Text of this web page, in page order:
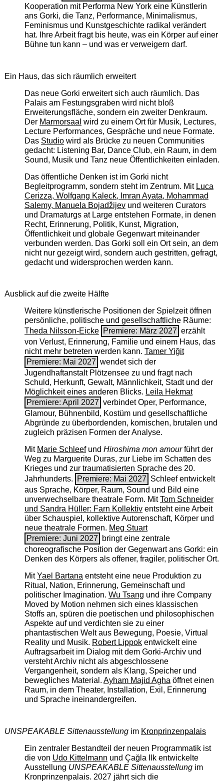
Kooperation mit Performa New York eine Künstlerin
ans Gorki, die Tanz, Performance, Minimalismus,
Feminismus und Kunstgeschichte radikal verändert
hat. Ihre Arbeit fragt bis heute, was ein Körper auf einer
Bühne tun kann – und was er verweigern darf.
Ein Haus, das sich räumlich erweitert
Das neue Gorki erweitert sich auch räumlich. Das
Palais am Festungsgraben wird nicht bloß
Erweiterungsfläche, sondern ein zweiter Denkraum.
Der Marmorsaal wird zu einem Ort für Musik, Lectures,
Lecture Performances, Gespräche und neue Formate.
Das Studiowird als Brücke zu neuen Communities
gedacht: Listening Bar, Dance Club, ein Raum, in dem
Sound, Musik und Tanz neue Öffentlichkeiten einladen.
Das öffentliche Denken ist im Gorki nicht
Begleitprogramm, sondern steht im Zentrum. Mit Luca
Cerizza, Wolfgang Kaleck, Imran Ayata, Mohammad
Salemy, Manuela Bojadžijevund weiteren Curators
und Dramaturgs at Large entstehen Formate, in denen
Recht, Erinnerung, Politik, Kunst, Migration,
Öffentlichkeit und globale Gegenwart miteinander
verbunden werden. Das Gorki soll ein Ort sein, an dem
nicht nur gezeigt wird, sondern auch gestritten, gefragt,
gedacht und widersprochen werden kann.
Ausblick auf die zweite Hälfte
Weitere künstlerische Positionen der Spielzeit öffnen
persönliche, politische und gesellschaftliche Räume:
Theda Nilsson-Eicke Premiere: März 2027 erzählt
von Verlust, Erinnerung, Familie und einem Haus, das
nicht mehr betreten werden kann. Tamer Yiğit
Premiere: Mai 2027 wendet sich der
Jugendhaftanstalt Plötzensee zu und fragt nach
Schuld, Herkunft, Gewalt, Männlichkeit, Stadt und der
Möglichkeit eines anderen Blicks. Leila Hekmat
Premiere: April 2027 verbindet Oper, Performance,
Glamour, Bühnenbild, Kostüm und gesellschaftliche
Abgründe zu überbordenden, komischen, brutalen und
zugleich präzisen Formen der Analyse.
Mit Marie Schleefund Hiroshima mon amourführt der
Weg zu Marguerite Duras, zur Liebe im Schatten des
Krieges und zur traumatisierten Sprache des 20.
Jahrhunderts.
Premiere: Mai 2027 Schleef entwickelt
aus Sprache, Körper, Raum, Sound und Bild eine
unverwechselbare theatrale Form. MitTom Schneider
und Sandra Hüller: Farn Kollektiventsteht eine Arbeit
über Schauspiel, kollektive Autorenschaft, Körper und
neue theatrale Formen. Meg Stuart
Premiere: Juni 2027
bringt eine zentrale
choreografische Position der Gegenwart ans Gorki: ein
Denken des Körpers als offener, fragiler, politischer Ort.
MitYael Bartanaentsteht eine neue Produktion zu
Ritual, Nation, Erinnerung, Gemeinschaft und
politischer Imagination. Wu Tsang und ihre Company
Moved by Motion nehmen sich eines klassischen
Stoffs an, spüren die poetischen und philosophischen
Aspekte auf und verdichten sie zu einer
phantastischen Welt aus Bewegung, Poesie, Virtual
Reality und Musik. Robert Lippokentwickelt eine
Auftragsarbeit im Dialog mit dem Gorki-Archiv und
versteht Archiv nicht als abgeschlossene
Vergangenheit, sondern als Klang, Speicher und
bewegliches Material. Ayham Majid Aghaöffnet einen
Raum, in dem Theater, Installation, Exil, Erinnerung
und Sprache ineinandergreifen.
UNSPEAKABLE Sittenausstellungim Kronprinzenpalais
Ein zentraler Bestandteil der neuen Programmatik ist
die von Udo Kittelmann und Çağla Ilk entwickelte
Ausstellung UNSPEAKABLE Sittenausstellungim
Kronprinzenpalais. 2027 jährt sich die